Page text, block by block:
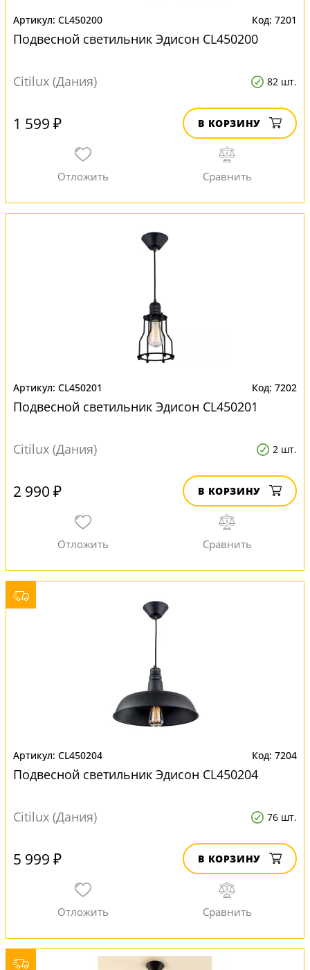
CL450200 7201
Подвесной светильник Эдисон CL450200
Citilux (Дания) 82 шт.
1 599 ₽ В КОРЗИНУ
CL450201 7202
Подвесной светильник Эдисон CL450201
Citilux (Дания) 2 шт.
2 990 ₽ В КОРЗИНУ
CL450204 7204
Подвесной светильник Эдисон CL450204
Citilux (Дания) 76 шт.
5 999 ₽ В КОРЗИНУ